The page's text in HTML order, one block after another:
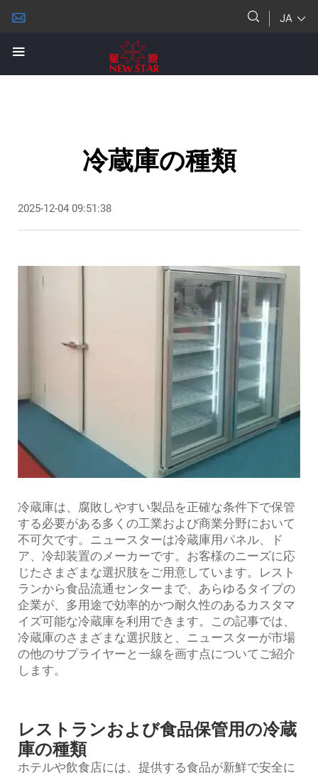
JA
冷蔵庫の種類
2025-12-04 09:51:38
冷蔵庫は、腐敗しやすい製品を正確な条件下で保管
する必要がある多くの工業および商業分野において
不可欠です。ニュースターは冷蔵庫用パネル、ド
ア、冷却装置のメーカーです。お客様のニーズに応
じたさまざまな選択肢をご用意しています。レスト
ランから食品流通センターまで、あらゆるタイプの
企業が、多用途で効率的かつ耐久性のあるカスタマ
イズ可能な冷蔵庫を利用できます。この記事では、
冷蔵庫のさまざまな選択肢と、ニュースターが市場
の他のサプライヤーと一線を画す点についてご紹介
します。
レストランおよび食品保管用の冷蔵
庫の種類
ホテルや飲食店には、提供する食品が新鮮で安全に